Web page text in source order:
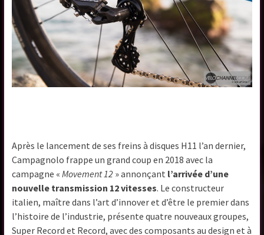
Après le lancement de ses freins à disques H11 l’an dernier,
Campagnolo frappe un grand coup en 2018 avec la
campagne «Movement 12 » annonçant l’arrivée d’une
nouvelle transmission 12 vitesses. Le constructeur
italien, maître dans l’art d’innover et d’être le premier dans
l’histoire de l’industrie, présente quatre nouveaux groupes,
Super Record et Record, avec des composants au design et à